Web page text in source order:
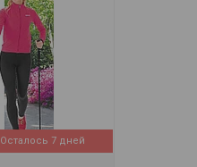
Осталось 7 дней